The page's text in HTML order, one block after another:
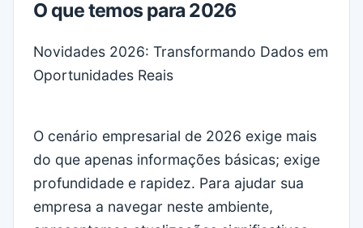
O que temos para 2026
Novidades 2026: Transformando Dados em
Oportunidades Reais
O cenário empresarial de 2026 exige mais
do que apenas informações básicas; exige
profundidade e rapidez. Para ajudar sua
empresa a navegar neste ambiente,